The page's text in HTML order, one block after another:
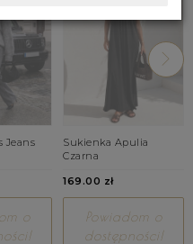
Jeans
o
Sukienka Apulia
Czarna
169.00 zł
Powiadom o
dostępności!